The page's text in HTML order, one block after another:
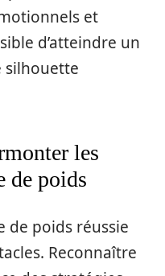
et
d’atteindre un
silhouette
les
de poids
de poids réussie
Reconnaître